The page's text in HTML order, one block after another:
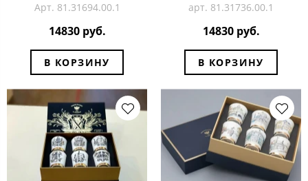
Арт. 81.31694.00.1
14830 руб.
В КОРЗИНУ
арт. 81.31736.00.1
14830 руб.
В КОРЗИНУ